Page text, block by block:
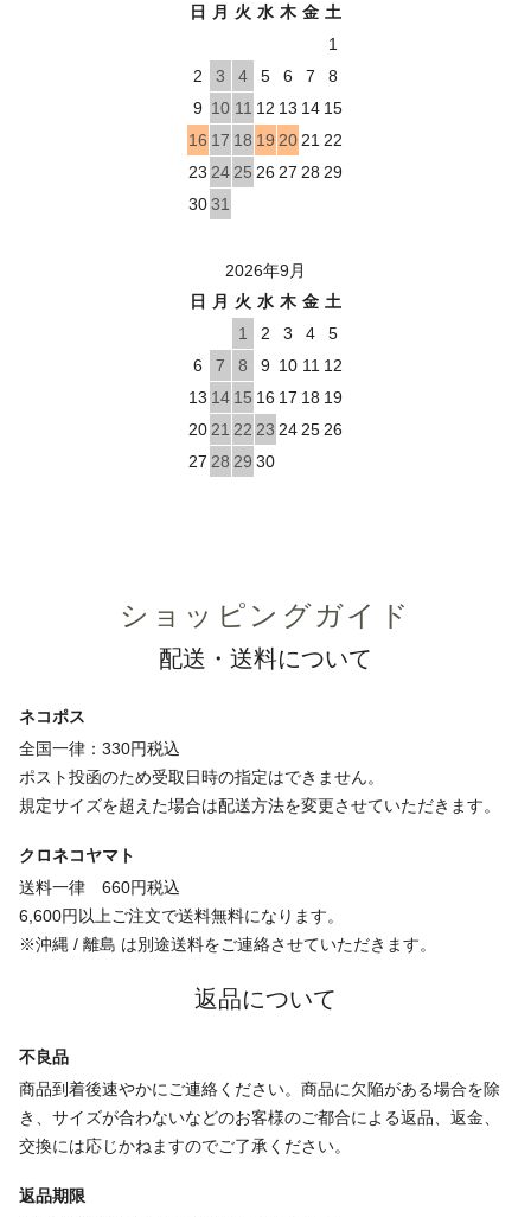
日
月 火 水 木 金 土
1
2
3 4 5 6 7
8
9 10 11 12 13 14 15
16 17 18 19 20 21 22
23 24 25 26 27 28 29
3031
2026年9月
日
月 火 水 木 金 土
1
2 3 4
5
6
7 8 9 10 11 12
13 14 15 16 17 18 19
20 21 22 23 24 25 26
27 28 29 30
ショッピングガイド
配送・送料について
ネコポス
全国一律：330円税込
ポスト投函のため受取日時の指定はできません。
規定サイズを超えた場合は配送方法を変更させていただきます。
クロネコヤマト
送料一律 660円税込
6,600円以上ご注文で送料無料になります。
※沖縄 / 離島 は別途送料をご連絡させていただきます。
返品について
不良品
商品到着後速やかにご連絡ください。商品に欠陥がある場合を除
き、サイズが合わないなどのお客様のご都合による返品、返金、
交換には応じかねますのでご了承ください。
返品期限